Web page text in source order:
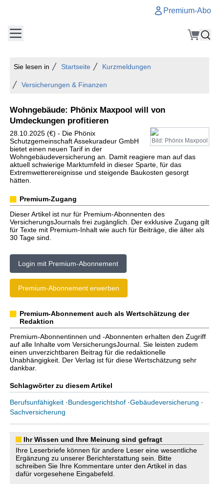
Premium-Abo
Sie lesen in Startseite Kurzmeldungen
Versicherungen & Finanzen
Wohngebäude: Phönix Maxpool will von
Umdeckungen profitieren
Bild: Phönix Maxpool
28.10.2025 (€) - Die Phönix
Schutzgemeinschaft Assekuradeur GmbH
bietet einen neuen Tarif in der
Wohngebäudeversicherung an. Damit reagiere man auf das
aktuell schwierige Marktumfeld in dieser Sparte, für das
Extremwetterereignisse und steigende Baukosten gesorgt
hätten.
Premium-Zugang
Dieser Artikel ist nur für Premium-Abonnenten des
VersicherungsJournals frei zugänglich. Der exklusive Zugang gilt
für Texte mit Premium-Inhalt wie auch für Beiträge, die älter als
30 Tage sind.
Login mit Premium-Abonnement
Premium-Abonnement erwerben
Premium-Abonnement auch als Wertschätzung der
Redaktion
Premium-Abonnentinnen und -Abonnenten erhalten den Zugriff
auf alle Inhalte vom VersicherungsJournal. Sie leisten zudem
einen unverzichtbaren Beitrag für die redaktionelle
Unabhängigkeit. Der Verlag ist für diese Wertschätzung sehr
dankbar.
Schlagwörter zu diesem Artikel
Berufsunfähigkeit ·Bundesgerichtshof ·Gebäudeversicherung ·
Sachversicherung
Ihr Wissen und Ihre Meinung sind gefragt
Ihre Leserbriefe können für andere Leser eine wesentliche
Ergänzung zu unserer Berichterstattung sein. Bitte
schreiben Sie Ihre Kommentare unter den Artikel in das
dafür vorgesehene Eingabefeld.